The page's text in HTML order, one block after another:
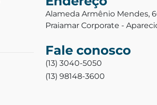
Alameda Armênio Mendes,
Praiamar Corporate -
Fale conosco
(13) 3040-5050
(13) 98148-3600